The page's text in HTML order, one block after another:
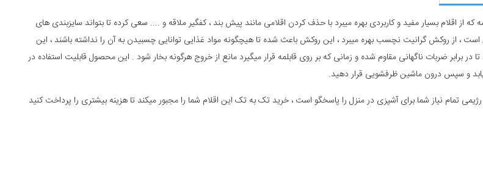
بسیار مفید و کاربردی بهره میبرد با حذف کردن اقلامی مانند پیش بند ، کفگیر ملاقه و .... سعی کرده تا بتواند سایزبندی های
از روکش گرانیت نچسب بهره میبرد ، این روکش باعث شده تا هیچگونه مواد غذایی توانایی چسبیدن به آن را نداشته باشند ، این
برابر ضربات ناگهانی مقاوم شده و زمانی که بر روی قابلمه قرار میگیرد مانع از خروج هرگونه بخار شود . این محصول قابلیت استفاده در
و سپس درون ماشین ظرفشویی قرار دهید.
تمام نیاز شما برای آشپزی در منزل را پاسخگو است ، خرید تک به تک این اقلام شما را مجبور میکند تا هزینه بیشتری را پرداخت کنید